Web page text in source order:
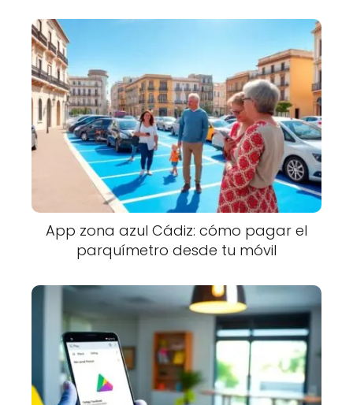
App zona azul Cádiz: cómo pagar el
parquímetro desde tu móvil